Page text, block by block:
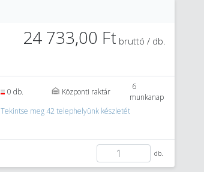
24 733,00 Ft bruttó / db.
0 db. Központi raktár
6
munkanap
Tekintse meg 42 telephelyünk készletét
db.